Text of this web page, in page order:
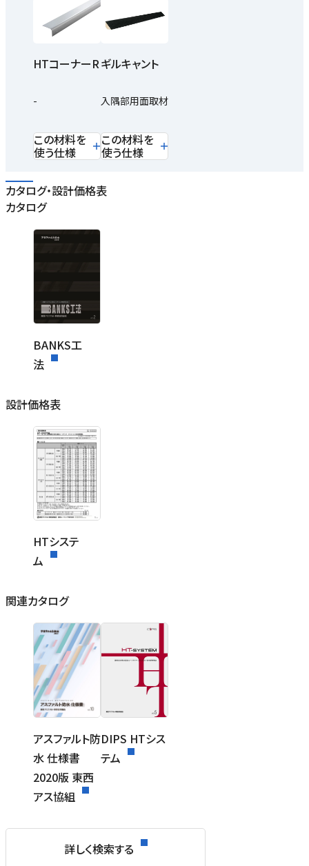
HTコーナーR
-
この材料を
使う仕様
ギルキャント
入隅部用面取材
この材料を
使う仕様
カタログ・設計価格表
カタログ
BANKS工
法
設計価格表
HTシステ
ム
関連カタログ
アスファルト防
水 仕様書
2020版 東西
アス協組
DIPS HTシス
テム
詳しく検索する